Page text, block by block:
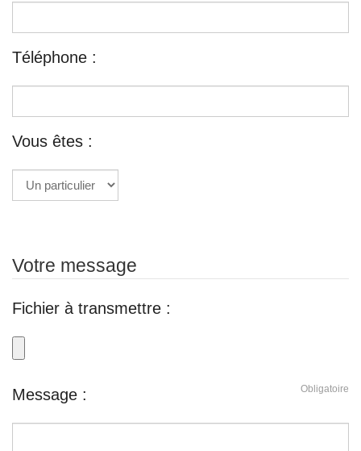
Téléphone :
Vous êtes :
Votre message
Fichier à transmettre :
Obligatoire
Message :